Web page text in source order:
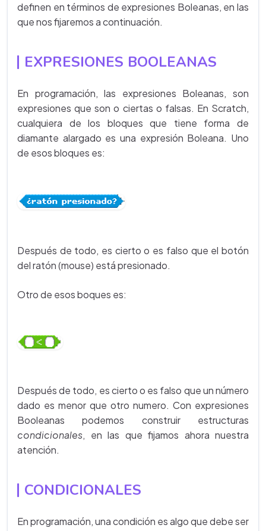
definen en términos de expresiones Boleanas, en las
que nos fijaremos a continuación.
EXPRESIONES BOOLEANAS
En programación, las expresiones Boleanas, son
expresiones que son o ciertas o falsas. En Scratch,
cualquiera de los bloques que tiene forma de
diamante alargado es una expresión Boleana. Uno
de esos bloques es:
Después de todo, es cierto o es falso que el botón
del ratón (mouse) está presionado.
Otro de esos boques es:
Después de todo, es cierto o es falso que un número
dado es menor que otro numero. Con expresiones
Booleanas podemos construir estructuras
condicionales, en las que fijamos ahora nuestra
atención.
CONDICIONALES
En programación, una condición es algo que debe ser